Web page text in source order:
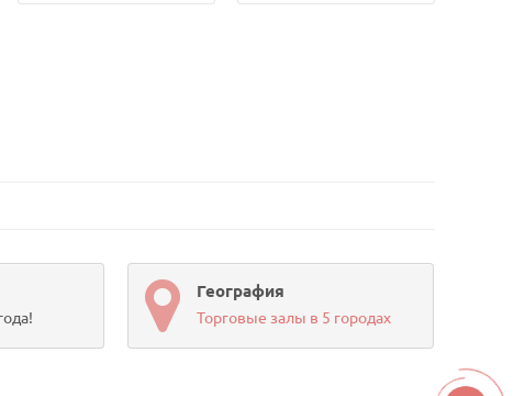
География
Торговые залы в 5 городах